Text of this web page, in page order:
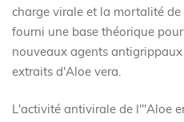
charge virale et la mortalité
fourni une base théorique
nouveaux agents
extraits d'Aloe vera.
L'activité antivirale de l'"Aloe